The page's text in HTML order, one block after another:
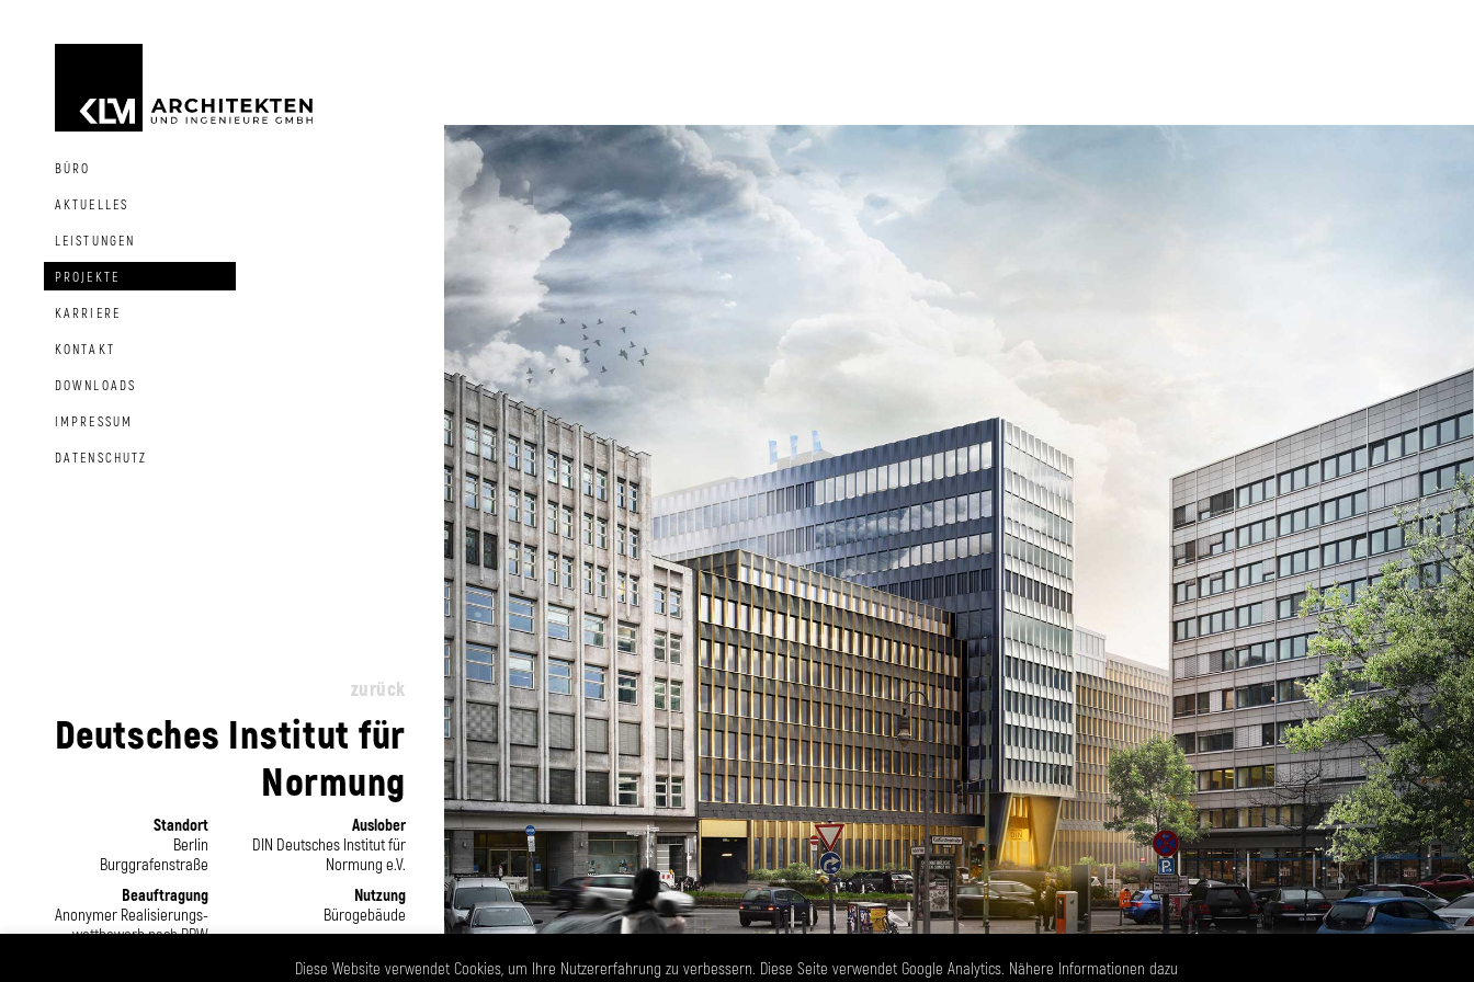
BÜRO
AKTUELLES
LEISTUNGEN
PROJEKTE
KARRIERE
KONTAKT
DOWNLOADS
IMPRESSUM
DATENSCHUTZ
zurück
Deutsches Institut für
Normung
Standort
Berlin
Burggrafenstraße
Beauftragung
Anonymer Realisierungs­
wettbewerb nach RPW
Auslober
DIN Deutsches Institut für
Normung e.V.
Nutzung
Bürogebäude
4. Preis
Diese Website verwendet Cookies, um Ihre Nutzererfahrung zu verbessern. Diese Seite verwendet Google Analytics. Nähere Informationen dazu